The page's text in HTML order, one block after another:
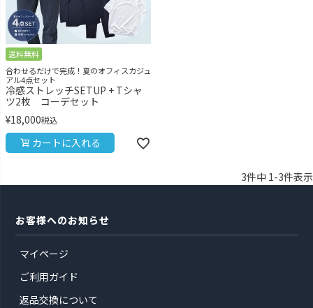
送料無料
合わせるだけで完成！夏のオフィスカジュ
アル4点セット
冷感ストレッチSETUP + Tシャ
ツ2枚 コーデセット
¥18,000税込
カートに入れる
3件中 1-3件表示
お客様へのお知らせ
マイページ
ご利用ガイド
返品交換について